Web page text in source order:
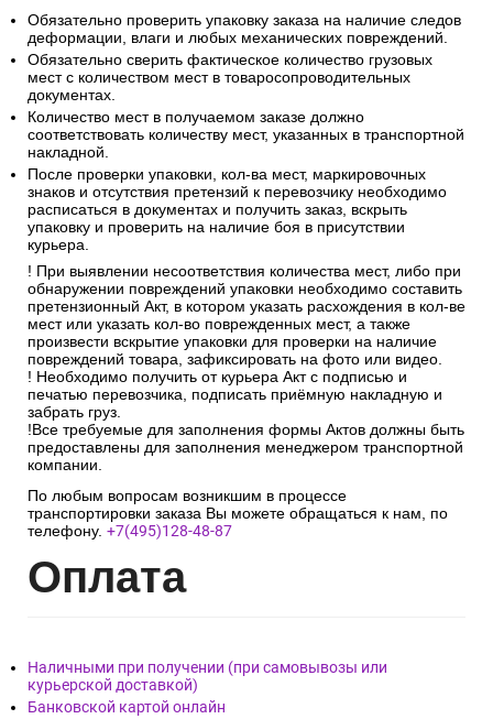
Обязательно проверить упаковку заказа на наличие следов
деформации, влаги и любых механических повреждений.
Обязательно сверить фактическое количество грузовых
мест с количеством мест в товаросопроводительных
документах.
Количество мест в получаемом заказе должно
соответствовать количеству мест, указанных в транспортной
накладной.
После проверки упаковки, кол-ва мест, маркировочных
знаков и отсутствия претензий к перевозчику необходимо
расписаться в документах и получить заказ, вскрыть
упаковку и проверить на наличие боя в присутствии
курьера.
! При выявлении несоответствия количества мест, либо при
обнаружении повреждений упаковки необходимо составить
претензионный Акт, в котором указать расхождения в кол-ве
мест или указать кол-во поврежденных мест, а также
произвести вскрытие упаковки для проверки на наличие
повреждений товара, зафиксировать на фото или видео.
! Необходимо получить от курьера Акт с подписью и
печатью перевозчика, подписать приёмную накладную и
забрать груз.
!Все требуемые для заполнения формы Актов должны быть
предоставлены для заполнения менеджером транспортной
компании.
По любым вопросам возникшим в процессе
транспортировки заказа Вы можете обращаться к нам, по
телефону. +7(495)128-48-87
Оплата
Наличными при получении (при самовывозы или
курьерской доставкой)
Банковской картой онлайн